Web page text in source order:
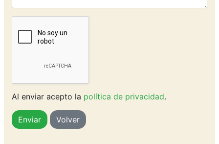
Al enviar acepto la política de privacidad.
Volver